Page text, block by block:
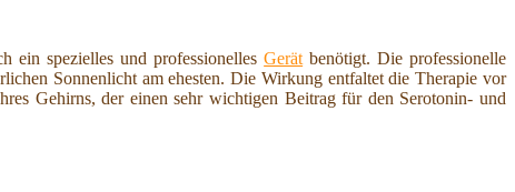
ein spezielles und professionellesGerät benötigt. Die professionelle
Sonnenlicht am ehesten. Die Wirkung entfaltet die Therapie vor
Gehirns, der einen sehr wichtigen Beitrag für den Serotonin- und